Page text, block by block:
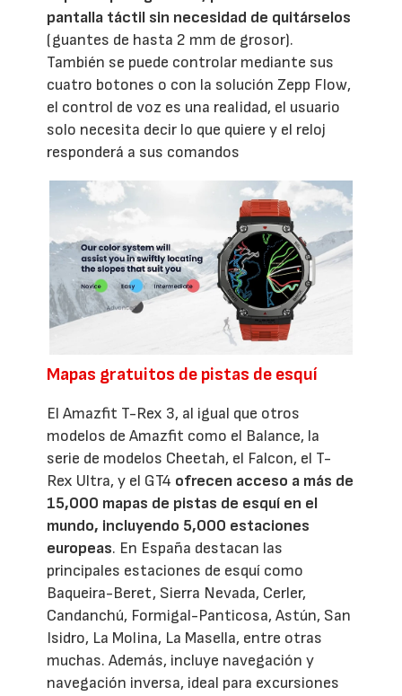
pantalla táctil sin necesidad de quitárselos
(guantes de hasta 2 mm de grosor).
También se puede controlar mediante sus
cuatro botones o con la solución Zepp Flow,
el control de voz es una realidad, el usuario
solo necesita decir lo que quiere y el reloj
responderá a sus comandos
Mapas gratuitos de pistas de esquí
El Amazfit T-Rex 3, al igual que otros
modelos de Amazfit como el Balance, la
serie de modelos Cheetah, el Falcon, el T-
Rex Ultra, y el GT4 ofrecen acceso a más de
15,000 mapas de pistas de esquí en el
mundo, incluyendo 5,000 estaciones
europeas. En España destacan las
principales estaciones de esquí como
Baqueira-Beret, Sierra Nevada, Cerler,
Candanchú, Formigal-Panticosa, Astún, San
Isidro, La Molina, La Masella, entre otras
muchas. Además, incluye navegación y
navegación inversa, ideal para excursiones